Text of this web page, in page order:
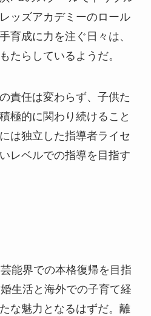
ッズアカデミーのロール
育成に力を注ぐ日々は、
たらしているようだ。
責任は変わらず、子供た
極的に関わり続けること
は独立した指導者ライセ
レベルでの指導を目指す
能界での本格復帰を目指
生活と海外での子育て経
な魅力となるはずだ。離